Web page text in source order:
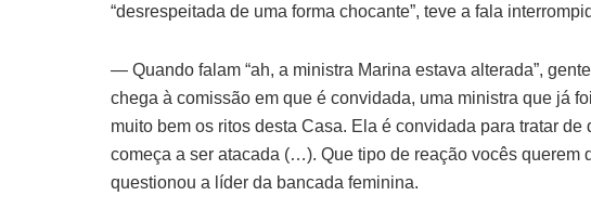
“desrespeitada de uma forma chocante”, teve a fala
— Quando falam “ah, a ministra Marina estava alterada”,
chega à comissão em que é convidada, uma ministra que já
muito bem os ritos desta Casa. Ela é convidada para tratar
começa a ser atacada (…). Que tipo de reação vocês
questionou a líder da bancada feminina.